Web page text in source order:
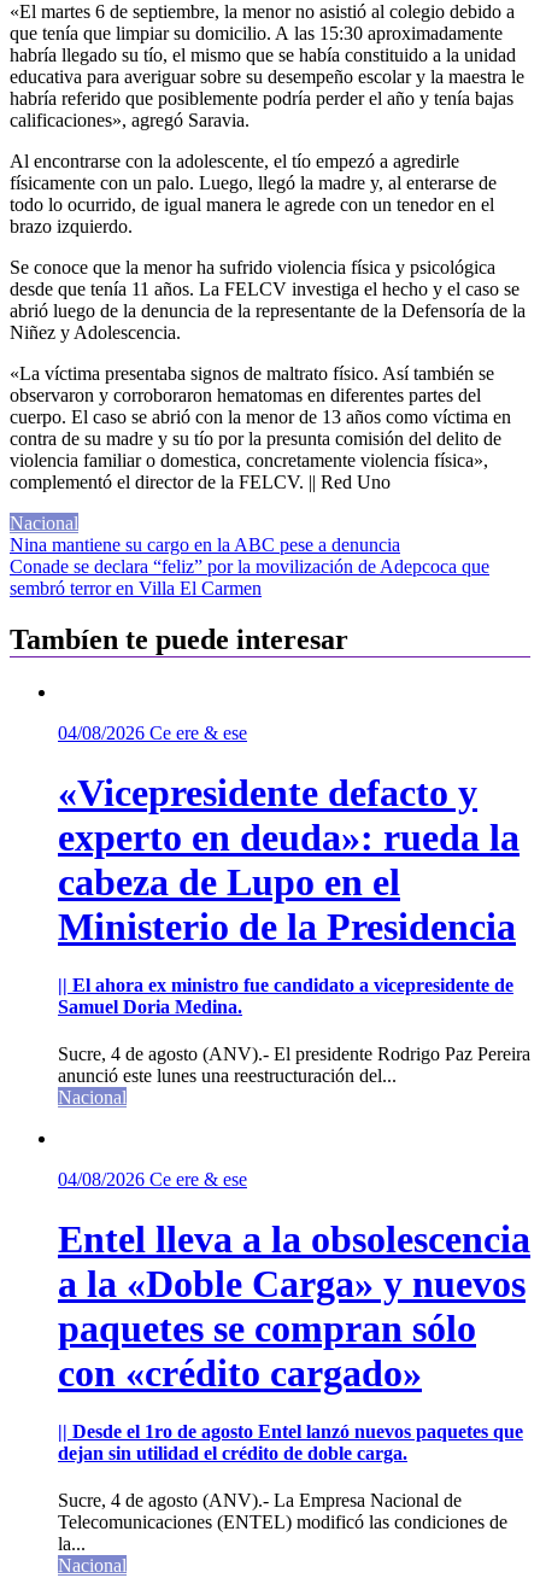
«El martes 6 de septiembre, la menor no asistió al colegio debido a
que tenía que limpiar su domicilio. A las 15:30 aproximadamente
habría llegado su tío, el mismo que se había constituido a la unidad
educativa para averiguar sobre su desempeño escolar y la maestra le
habría referido que posiblemente podría perder el año y tenía bajas
calificaciones», agregó Saravia.
Al encontrarse con la adolescente, el tío empezó a agredirle
físicamente con un palo. Luego, llegó la madre y, al enterarse de
todo lo ocurrido, de igual manera le agrede con un tenedor en el
brazo izquierdo.
Se conoce que la menor ha sufrido violencia física y psicológica
desde que tenía 11 años. La FELCV investiga el hecho y el caso se
abrió luego de la denuncia de la representante de la Defensoría de la
Niñez y Adolescencia.
«La víctima presentaba signos de maltrato físico. Así también se
observaron y corroboraron hematomas en diferentes partes del
cuerpo. El caso se abrió con la menor de 13 años como víctima en
contra de su madre y su tío por la presunta comisión del delito de
violencia familiar o domestica, concretamente violencia física»,
complementó el director de la FELCV. || Red Uno
Nacional
Navegación
de
Nina mantiene su cargo en la ABC pese a denuncia
Conade se declara “feliz” por la movilización de Adepcoca que
sembró terror en Villa El Carmen
Tambíen te puede interesar
04/08/2026 Ce ere & ese
«Vicepresidente defacto y
experto en deuda»: rueda la
cabeza de Lupo en el
Ministerio de la Presidencia
|| El ahora ex ministro fue candidato a vicepresidente de
Samuel Doria Medina.
Sucre, 4 de agosto (ANV).- El presidente Rodrigo Paz Pereira
anunció este lunes una reestructuración del...
Nacional
04/08/2026 Ce ere & ese
Entel lleva a la obsolescencia
a la «Doble Carga» y nuevos
paquetes se compran sólo
con «crédito cargado»
|| Desde el 1ro de agosto Entel lanzó nuevos paquetes que
dejan sin utilidad el crédito de doble carga.
Sucre, 4 de agosto (ANV).- La Empresa Nacional de
Telecomunicaciones (ENTEL) modificó las condiciones de
la...
Nacional